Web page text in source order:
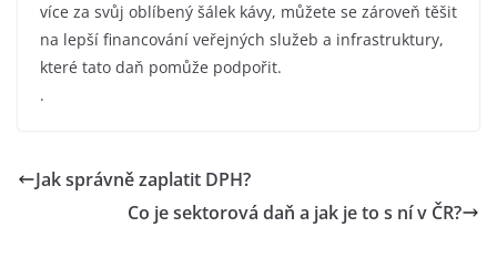
více za svůj oblíbený šálek kávy, můžete se zároveň těšit
na lepší financování veřejných služeb a infrastruktury,
které tato daň pomůže podpořit.
.
Jak správně zaplatit DPH?
Co je sektorová daň a jak je to s ní v ČR?